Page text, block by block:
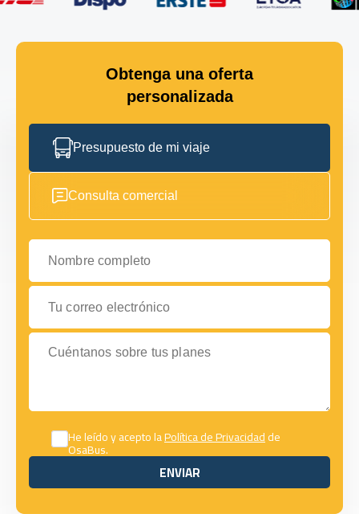
Obtenga una oferta
personalizada
Presupuesto de mi viaje
Consulta comercial
Nombre completo
Tu correo electrónico
Cuéntanos sobre tus planes
He leído y acepto laPolítica de Privacidadde
OsaBus.
ENVIAR
ENVIAR